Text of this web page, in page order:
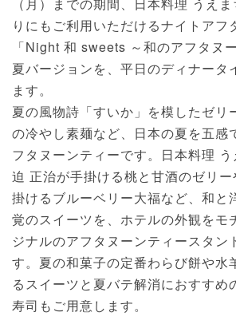
（月）までの期間、日本料理 うえ
りにもご利用いただけるナイトアフ
「Night 和 sweets ～和のアフタヌ
夏バージョンを、平日のディナータ
ます。
夏の風物詩「すいか」を模したゼリ
の冷やし素麺など、日本の夏を五感
フタヌーンティーです。日本料理
迫 正治が手掛ける桃と甘酒のゼリ
掛けるブルーベリー大福など、和と
覚のスイーツを、ホテルの外観をモ
ジナルのアフタヌーンティースタン
す。夏の和菓子の定番わらび餅や水
るスイーツと夏バテ解消におすすめ
寿司もご用意します。